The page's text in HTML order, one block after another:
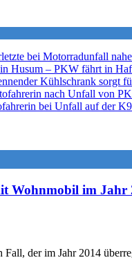
bei Motorradunfall
Husum – PKW fährt in
Kühlschrank sorgt
nach Unfall von
bei Unfall auf der
Wohnmobil im Jahr
der im Jahr 2014